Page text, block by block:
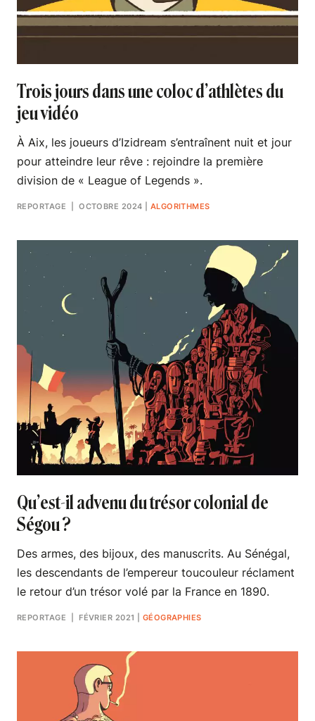
Trois jours dans une coloc d’athlètes du
jeu vidéo
À Aix, les joueurs d’Izidream s’entraînent nuit et jour
pour atteindre leur rêve : rejoindre la première
division de « League of Legends ».
REPORTAGE | OCTOBRE 2024 ALGORITHMES
Qu’est-il advenu du trésor colonial de
Ségou ?
Des armes, des bijoux, des manuscrits. Au Sénégal,
les descendants de l’empereur toucouleur réclament
le retour d’un trésor volé par la France en 1890.
REPORTAGE | FÉVRIER 2021 GÉOGRAPHIES